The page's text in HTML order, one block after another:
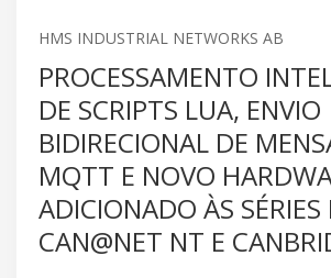
HMS INDUSTRIAL NETWORKS AB
PROCESSAMENTO
DE SCRIPTS LUA, ENVIO
BIDIRECIONAL DE
MQTT E NOVO
ADICIONADO ÀS SÉRIES
CAN@NET NT E